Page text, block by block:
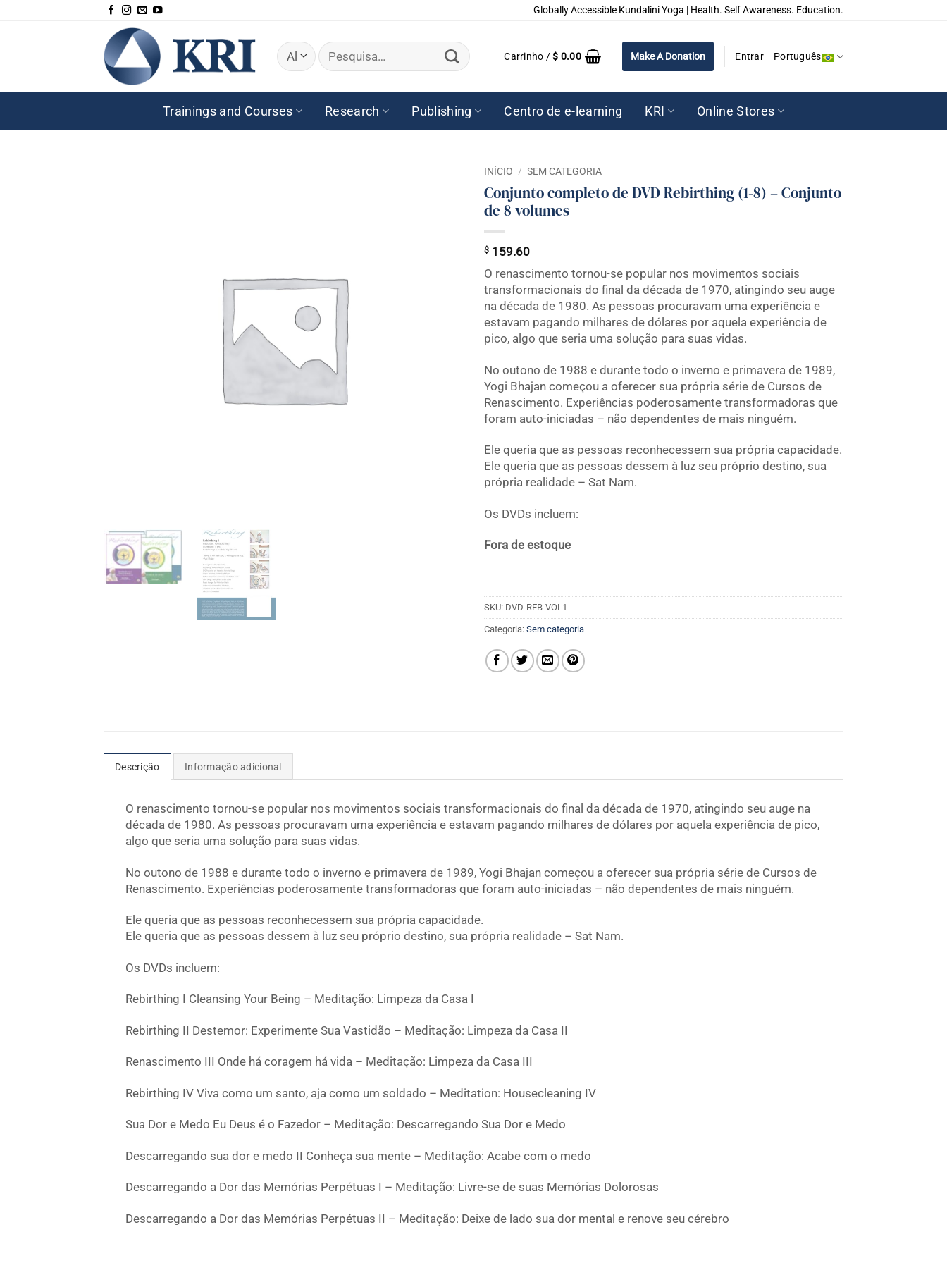
Globally Accessible Kundalini Yoga | Health. Self Awareness. Education.
Pesquisar
por:
Carrinho /$ 0.00 Make A Donation Entrar Português
Trainings and Courses Research Publishing Centro de e-learning KRI Online Stores
INÍCIO / SEM CATEGORIA
Conjunto completo de DVD Rebirthing (1-8) – Conjunto
de 8 volumes
$ 159.60
O renascimento tornou-se popular nos movimentos sociais
transformacionais do final da década de 1970, atingindo seu auge
na década de 1980. As pessoas procuravam uma experiência e
estavam pagando milhares de dólares por aquela experiência de
pico, algo que seria uma solução para suas vidas.
No outono de 1988 e durante todo o inverno e primavera de 1989,
Yogi Bhajan começou a oferecer sua própria série de Cursos de
Renascimento. Experiências poderosamente transformadoras que
foram auto-iniciadas – não dependentes de mais ninguém.
Ele queria que as pessoas reconhecessem sua própria capacidade.
Ele queria que as pessoas dessem à luz seu próprio destino, sua
própria realidade – Sat Nam.
Os DVDs incluem:
Fora de estoque
SKU: DVD-REB-VOL1
Categoria: Sem categoria
Descrição Informação adicional
O renascimento tornou-se popular nos movimentos sociais transformacionais do final da década de 1970, atingindo seu auge na
década de 1980. As pessoas procuravam uma experiência e estavam pagando milhares de dólares por aquela experiência de pico,
algo que seria uma solução para suas vidas.
No outono de 1988 e durante todo o inverno e primavera de 1989, Yogi Bhajan começou a oferecer sua própria série de Cursos de
Renascimento. Experiências poderosamente transformadoras que foram auto-iniciadas – não dependentes de mais ninguém.
Ele queria que as pessoas reconhecessem sua própria capacidade.
Ele queria que as pessoas dessem à luz seu próprio destino, sua própria realidade – Sat Nam.
Os DVDs incluem:
Rebirthing I Cleansing Your Being – Meditação: Limpeza da Casa I
Rebirthing II Destemor: Experimente Sua Vastidão – Meditação: Limpeza da Casa II
Renascimento III Onde há coragem há vida – Meditação: Limpeza da Casa III
Rebirthing IV Viva como um santo, aja como um soldado – Meditation: Housecleaning IV
Sua Dor e Medo Eu Deus é o Fazedor – Meditação: Descarregando Sua Dor e Medo
Descarregando sua dor e medo II Conheça sua mente – Meditação: Acabe com o medo
Descarregando a Dor das Memórias Perpétuas I – Meditação: Livre-se de suas Memórias Dolorosas
Descarregando a Dor das Memórias Perpétuas II – Meditação: Deixe de lado sua dor mental e renove seu cérebro